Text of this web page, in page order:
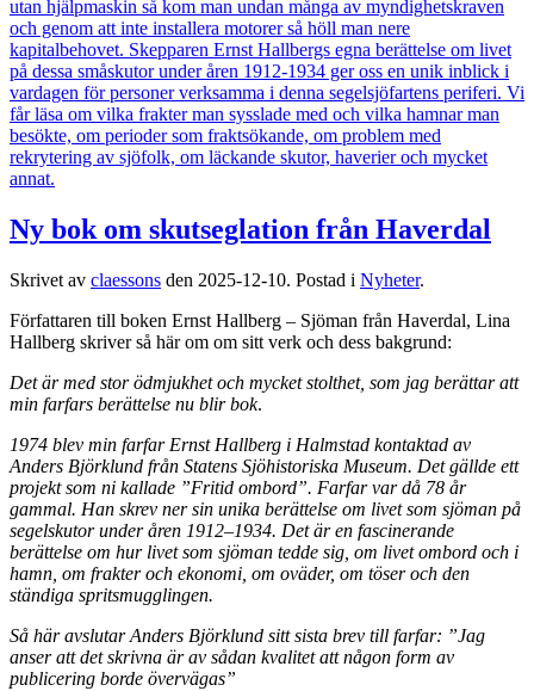
Ny bok om skutseglation från Haverdal
Skrivet av claessons den 2025-12-10. Postad i Nyheter.
Författaren till boken Ernst Hallberg – Sjöman från Haverdal, Lina
Hallberg skriver så här om om sitt verk och dess bakgrund:
Det är med stor ödmjukhet och mycket stolthet, som jag berättar att
min farfars berättelse nu blir bok.
1974 blev min farfar Ernst Hallberg i Halmstad kontaktad av
Anders Björklund från Statens Sjöhistoriska Museum. Det gällde ett
projekt som ni kallade ”Fritid ombord”. Farfar var då 78 år
gammal. Han skrev ner sin unika berättelse om livet som sjöman på
segelskutor under åren 1912–1934. Det är en fascinerande
berättelse om hur livet som sjöman tedde sig, om livet ombord och i
hamn, om frakter och ekonomi, om oväder, om töser och den
ständiga spritsmugglingen.
Så här avslutar Anders Björklund sitt sista brev till farfar: ”Jag
anser att det skrivna är av sådan kvalitet att någon form av
publicering borde övervägas”